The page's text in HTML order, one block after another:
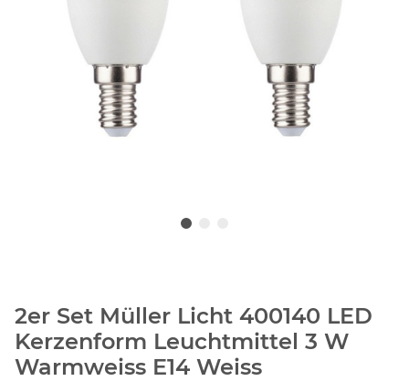
2er Set Müller Licht 400140 LED
Kerzenform Leuchtmittel 3 W
Warmweiss E14 Weiss